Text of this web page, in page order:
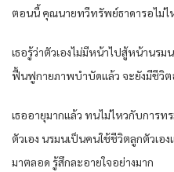
ตอนนี้ คุณนายทวีทรัพย์ธาดารอไม่ไ
เธอรู้ว่าตัวเองไม่มีหน้าไปสู้หน้านรม
ฟื้นฟูกายภาพบำบัดแล้ว จะยังมีชีวิต
เธออายุมากแล้ว ทนไม่ไหวกับการ
ตัวเอง นรมนเป็นคนใช้ชีวิตลูกตัวเอ
มาตลอด รู้สึกละอายใจอย่างมาก